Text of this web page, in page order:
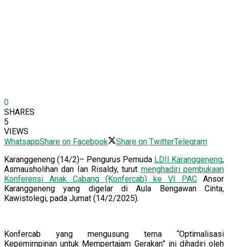
0
SHARES
5
VIEWS
WhatsappShare on Facebook Share on TwitterTelegram
Karanggeneng (14/2)– Pengurus Pemuda LDII Karanggeneng,
Asmausholihan dan Ian Risaldy, turut menghadiri pembukaan
Konferensi Anak Cabang (Konfercab) ke VI PAC Ansor
Karanggeneng yang digelar di Aula Bengawan Cinta,
Kawistolegi, pada Jumat (14/2/2025).
Konfercab yang mengusung tema “Optimalisasi
Kepemimpinan untuk Mempertajam Gerakan” ini dihadiri oleh